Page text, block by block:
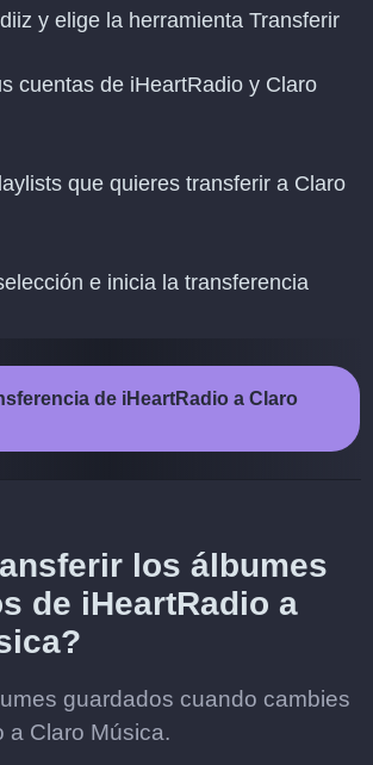
y elige la herramienta Transferir
cuentas de iHeartRadio y Claro
que quieres transferir a Claro
e inicia la transferencia
de iHeartRadio a Claro
los álbumes
de iHeartRadio a
guardados cuando cambies
a Claro Música.